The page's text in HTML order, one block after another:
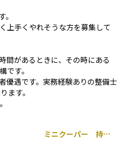
上手くやれそうな方を募集して
間があるときに、その時にある
です。
優遇です。実務経験ありの整備士
ます。
ミニクーパー 持ち込み 前後 パッド ローター交換 千葉市